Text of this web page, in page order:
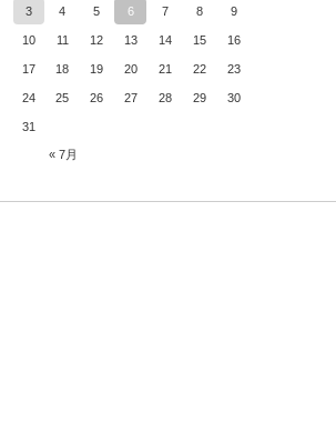
« 7月
3 4 5 6 7 8 9
10 11 12 13 14 15 16
17 18 19 20 21 22 23
24 25 26 27 28 29 30
31